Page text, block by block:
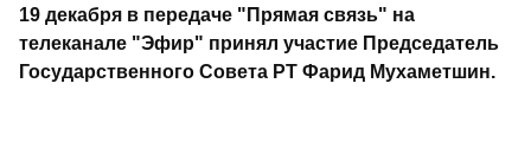
19 декабря в передаче "Прямая связь" на
телеканале "Эфир" принял участие Председатель
Государственного Совета РТ Фарид Мухаметшин.